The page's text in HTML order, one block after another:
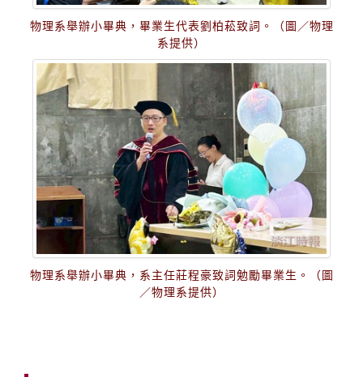
物理系舉辦小畢典，畢業生代表劉柏菘致詞。（圖／物理
系提供）
物理系舉辦小畢典，系主任莊程豪致詞勉勵畢業生。（圖
／物理系提供）